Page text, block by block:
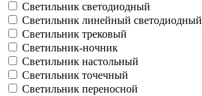
Светильник светодиодный
Светильник линейный светодиодный
Светильник трековый
Светильник-ночник
Светильник настольный
Светильник точечный
Светильник переносной